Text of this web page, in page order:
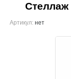
Стеллаж
Артикул: нет